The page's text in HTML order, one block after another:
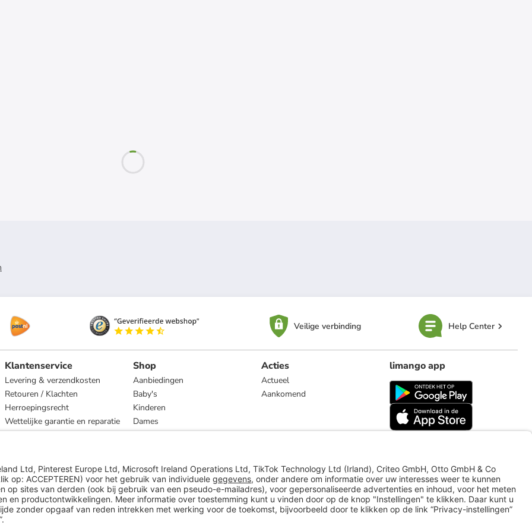
Veilige verbinding Help Center
Klantenservice
Levering & verzendkosten
Retouren / Klachten
Herroepingsrecht
Wettelijke garantie en reparatie
Shop
Aanbiedingen
Baby's
Kinderen
Dames
Heren
Acties
Actueel
Aankomend
limango app
limango.de limango.pl